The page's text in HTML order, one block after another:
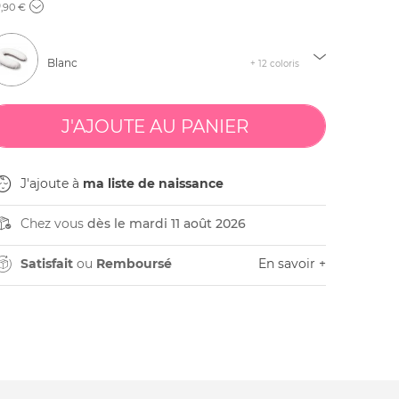
,90 €
Blanc + 12 coloris
J'ajoute à ma liste de naissance
Chez vous dès le mardi 11 août 2026
Satisfaitou Remboursé En savoir +